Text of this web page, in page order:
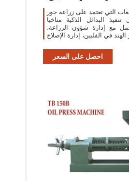
التي تعتمد على زراعة جوز
البدائل الذكية مناخيا
مع إدارة شؤون الزراعة،
في الفلبين، إدارة الإصلاح
احصل على السعر